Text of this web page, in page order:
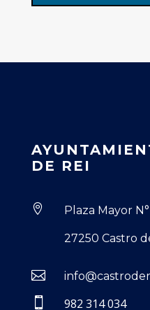
DE REI
 Plaza Mayor
27250 Castro

 982 314 034